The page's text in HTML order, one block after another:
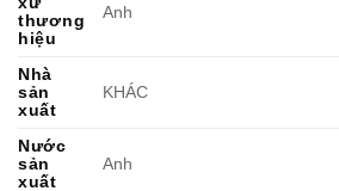
thương
hiệu
Anh
Nhà
sản
xuất
KHÁC
Nước
sản
xuất
Anh